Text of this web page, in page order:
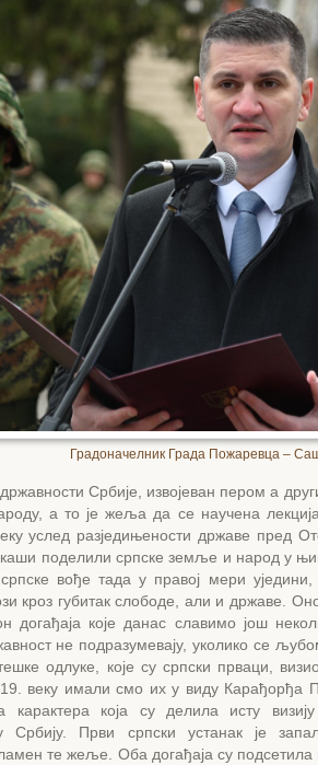
Градоначелник Града Пожаревца –
Србије, извојеван пером а
а то је жеља да се научена
услед разједињености државе пред
поделили српске земље и народ у
вође тада у правој мери
кроз губитак слободе, али и државе.
догађаја које данас славимо још
не подразумевају, уколико се
одлуке, које су српски прваци,
веку имали смо их у виду Карађорђа
карактера која су делила исту
Србију. Први српски устанак је
те жеље. Оба догађаја су